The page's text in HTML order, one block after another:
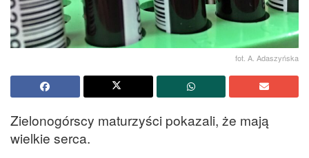
fot. A. Adaszyńska
Zielonogórscy maturzyści pokazali, że mają
wielkie serca.